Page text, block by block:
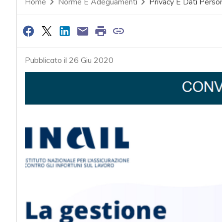
Pubblicato il 26 Giu 2020